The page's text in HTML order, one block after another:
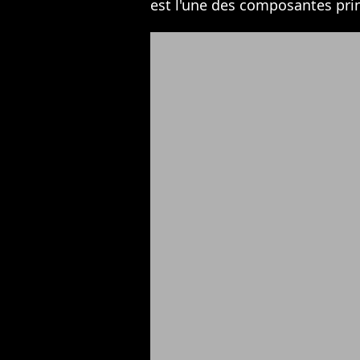
est l'une des composantes